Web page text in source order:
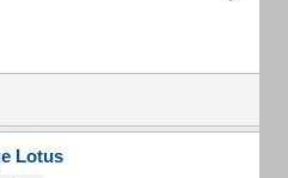
Lotus